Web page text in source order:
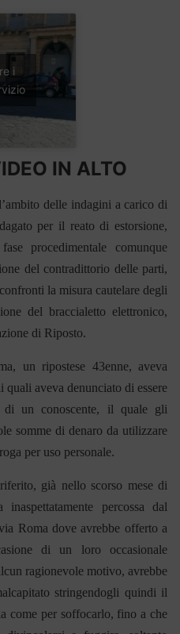
i
IN ALTO
delle indagini a carico di
per il reato di estorsione,
procedimentale comunque
del contradittorio delle parti,
la misura cautelare degli
del braccialetto elettronico,
di Riposto.
un ripostese 43enne, aveva
quali aveva denunciato di essere
di un conoscente, il quale gli
somme di denaro da utilizzare
per uso personale.
già nello scorso mese di
percossa dal
Roma dove avrebbe offerto a
di un loro occasionale
ragionevole motivo, avrebbe
stringendogli quindi il
come per soffocarlo, fino a che